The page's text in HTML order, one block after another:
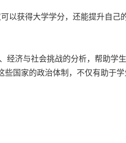
以获得大学学分，还能提升自己
经济与社会挑战的分析，帮助学
国家的政治体制，不仅有助于